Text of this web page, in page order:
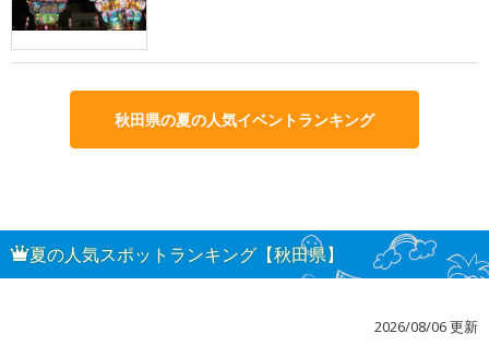
秋田県の夏の人気イベントランキング
夏の人気スポットランキング【秋田県】
2026/08/06 更新